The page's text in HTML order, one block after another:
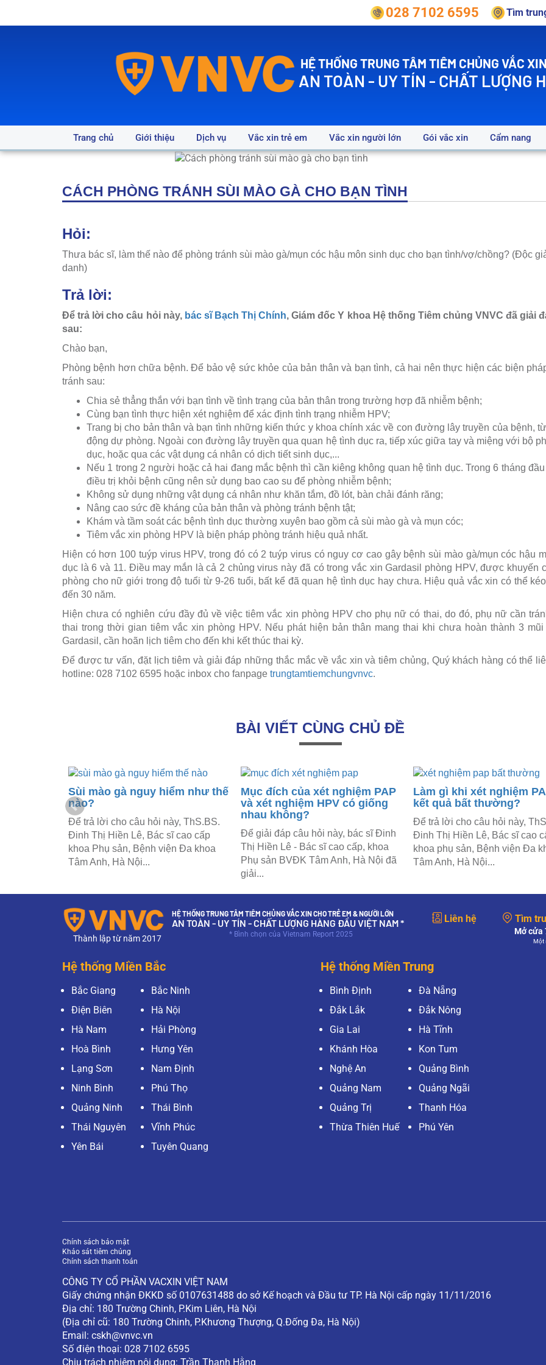
028 7102 6595 Tìm
HỆ THỐNG TRUNG TÂM TIÊM CHỦNG VẮC
AN TOÀN - UY TÍN - CHẤT LƯỢNG
Trang chủ Giới thiệu Dịch vụ Vắc xin trẻ em Vắc xin người lớn Gói vắc xin Cẩm nang
CÁCH PHÒNG TRÁNH SÙI MÀO GÀ CHO BẠN TÌNH
Hỏi:
Thưa bác sĩ, làm thế nào để phòng tránh sùi mào gà/mụn cóc hậu môn sinh dục cho bạn tình/vợ/chồng? (Độc
danh)
Trả lời:
Để trả lời cho câu hỏi này, bác sĩ Bạch Thị Chính, Giám đốc Y khoa Hệ thống Tiêm chủng VNVC đã giải
sau:
Chào bạn,
Phòng bệnh hơn chữa bệnh. Để bảo vệ sức khỏe của bản thân và bạn tình, cả hai nên thực hiện các biện
tránh sau:
Chia sẻ thẳng thắn với bạn tình về tình trạng của bản thân trong trường hợp đã nhiễm bệnh;
Cùng bạn tình thực hiện xét nghiệm để xác định tình trạng nhiễm HPV;
Trang bị cho bản thân và bạn tình những kiến thức y khoa chính xác về con đường lây truyền của bệnh,
động dự phòng. Ngoài con đường lây truyền qua quan hệ tình dục ra, tiếp xúc giữa tay và miệng với bộ
dục, hoặc qua các vật dụng cá nhân có dịch tiết sinh dục,...
Nếu 1 trong 2 người hoặc cả hai đang mắc bệnh thì cần kiêng không quan hệ tình dục. Trong 6 tháng
điều trị khỏi bệnh cũng nên sử dụng bao cao su để phòng nhiễm bệnh;
Không sử dụng những vật dụng cá nhân như khăn tắm, đồ lót, bàn chải đánh răng;
Nâng cao sức đề kháng của bản thân và phòng tránh bệnh tật;
Khám và tầm soát các bệnh tình dục thường xuyên bao gồm cả sùi mào gà và mụn cóc;
Tiêm vắc xin phòng HPV là biện pháp phòng tránh hiệu quả nhất.
Hiện có hơn 100 tuýp virus HPV, trong đó có 2 tuýp virus có nguy cơ cao gây bệnh sùi mào gà/mụn cóc hậu
dục là 6 và 11. Điều may mắn là cả 2 chủng virus này đã có trong vắc xin Gardasil phòng HPV, được khuyến
phòng cho nữ giới trong độ tuổi từ 9-26 tuổi, bất kể đã quan hệ tình dục hay chưa. Hiệu quả vắc xin có thể
đến 30 năm.
Hiện chưa có nghiên cứu đầy đủ về việc tiêm vắc xin phòng HPV cho phụ nữ có thai, do đó, phụ nữ cần
thai trong thời gian tiêm vắc xin phòng HPV. Nếu phát hiện bản thân mang thai khi chưa hoàn thành 3 mũi
Gardasil, cần hoãn lịch tiêm cho đến khi kết thúc thai kỳ.
Để được tư vấn, đặt lịch tiêm và giải đáp những thắc mắc về vắc xin và tiêm chủng, Quý khách hàng có thể
hotline: 028 7102 6595 hoặc inbox cho fanpage trungtamtiemchungvnvc.
BÀI VIẾT CÙNG CHỦ ĐỀ
Sùi mào gà nguy hiểm như thế
nào?
Để trả lời cho câu hỏi này, ThS.BS.
Đinh Thị Hiền Lê, Bác sĩ cao cấp
khoa Phụ sản, Bệnh viện Đa khoa
Tâm Anh, Hà Nội...
Mục đích của xét nghiệm PAP
và xét nghiệm HPV có giống
nhau không?
Để giải đáp câu hỏi này, bác sĩ Đinh
Thị Hiền Lê - Bác sĩ cao cấp, khoa
Phụ sản BVĐK Tâm Anh, Hà Nội đã
giải...
Làm gì khi xét nghiệm
kết quả bất thường?
Để trả lời cho câu hỏi này,
Đinh Thị Hiền Lê, Bác sĩ cao
khoa phụ sản, Bệnh viện Đa
Tâm Anh, Hà Nội...
Thành lập từ năm 2017
HỆ THỐNG TRUNG TÂM TIÊM CHỦNG VẮC XIN CHO TRẺ EM & NGƯỜI LỚN
AN TOÀN - UY TÍN - CHẤT LƯỢNG HÀNG ĐẦU VIỆT NAM *
* Bình chọn của Vietnam Report 2025
Liên hệ Tìm
Mở cửa
Một
Hệ thống Miền Bắc
Bắc Giang
Bắc Ninh
Điện Biên
Hà Nội
Hà Nam
Hải Phòng
Hoà Bình
Hưng Yên
Lạng Sơn
Nam Định
Ninh Bình
Phú Thọ
Quảng Ninh
Thái Bình
Thái Nguyên
Vĩnh Phúc
Yên Bái
Tuyên Quang
Hệ thống Miền Trung
Bình Định
Đà Nẵng
Đắk Lắk
Đắk Nông
Gia Lai
Hà Tĩnh
Khánh Hòa
Kon Tum
Nghệ An
Quảng Bình
Quảng Nam
Quảng Ngãi
Quảng Trị
Thanh Hóa
Thừa Thiên Huế
Phú Yên
Chính sách bảo mật
Khảo sát tiêm chủng
Chính sách thanh toán
CÔNG TY CỔ PHẦN VACXIN VIỆT NAM
Giấy chứng nhận ĐKKD số 0107631488 do sở Kế hoạch và Đầu tư TP. Hà Nội cấp ngày 11/11/2016
Địa chỉ: 180 Trường Chinh, P.Kim Liên, Hà Nội
(Địa chỉ cũ: 180 Trường Chinh, P.Khương Thượng, Q.Đống Đa, Hà Nội)
Email: cskh@vnvc.vn
Số điện thoại: 028 7102 6595
Chịu trách nhiệm nội dung: Trần Thanh Hằng